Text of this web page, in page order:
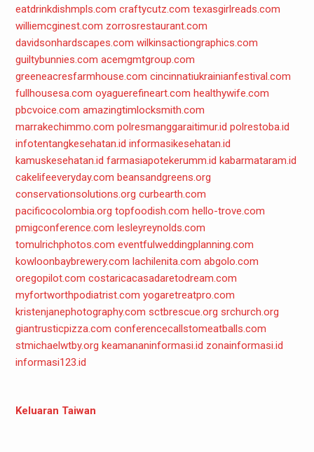
eatdrinkdishmpls.com craftycutz.com texasgirlreads.com
williemcginest.com zorrosrestaurant.com
davidsonhardscapes.com wilkinsactiongraphics.com
guiltybunnies.com acemgmtgroup.com
greeneacresfarmhouse.com cincinnatiukrainianfestival.com
fullhousesa.com oyaguerefineart.com healthywife.com
pbcvoice.com amazingtimlocksmith.com
marrakechimmo.com polresmanggaraitimur.id polrestoba.id
infotentangkesehatan.id informasikesehatan.id
kamuskesehatan.id farmasiapotekerumm.id kabarmataram.id
cakelifeeveryday.com beansandgreens.org
conservationsolutions.org curbearth.com
pacificocolombia.org topfoodish.com hello-trove.com
pmigconference.com lesleyreynolds.com
tomulrichphotos.com eventfulweddingplanning.com
kowloonbaybrewery.com lachilenita.com abgolo.com
oregopilot.com costaricacasadaretodream.com
myfortworthpodiatrist.com yogaretreatpro.com
kristenjanephotography.com sctbrescue.org srchurch.org
giantrusticpizza.com conferencecallstomeatballs.com
stmichaelwtby.org keamananinformasi.id zonainformasi.id
informasi123.id
Keluaran Taiwan